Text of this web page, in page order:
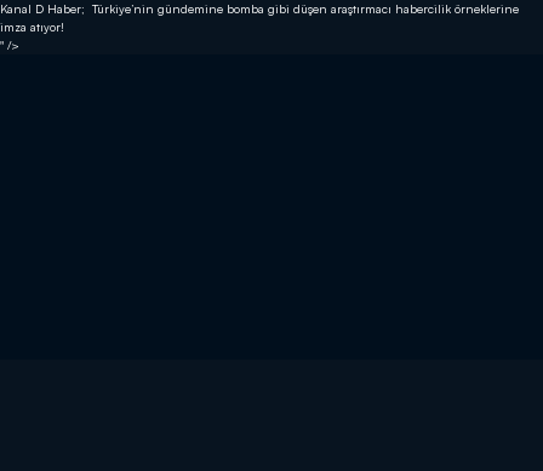
Kanal D Haber; Türkiye’nin gündemine bomba gibi düşen araştırmacı habercilik örneklerine
imza atıyor!
" />